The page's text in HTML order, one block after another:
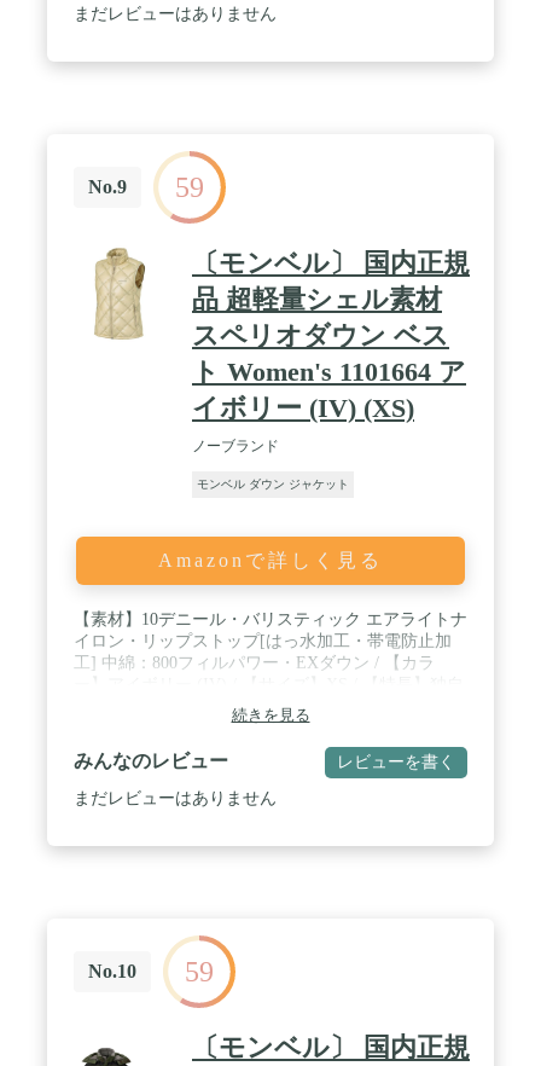
まだレビューはありません
No.9 59
〔モンベル〕 国内正規
品 超軽量シェル素材
スペリオダウン ベス
ト Women's 1101664 ア
イボリー (IV) (XS)
ノーブランド
モンベル ダウン ジャケット
Amazonで詳しく見る
【素材】10デニール・バリスティック エアライトナ
イロン・リップストップ[はっ水加工・帯電防止加
工] 中綿：800フィルパワー・EXダウン / 【カラ
のキルティングパターン / ダウンプルーフ加工 / シ
ングルキルト構造 / ジッパーがあごに当たらない仕
様 / スタッフバッグ付き / 【ポケット】4個（ジッパ
ー付き〈腰2〉、ジッパーなし〈内2〉）
続きを見る
みんなのレビュー レビューを書く
まだレビューはありません
No.10 59
〔モンベル〕 国内正規